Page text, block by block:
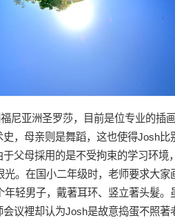
尼亚洲圣罗莎，目前是位专业的插
，母亲则是舞蹈，这也使得Josh比
父母採用的是不受拘束的学习环境
。在国小二年级时，老师要求大家
轻男子，戴著耳环、竖立著头髮。
议裡却认为Josh是故意捣蛋不照著